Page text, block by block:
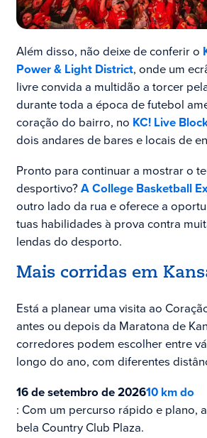
Além disso, não deixe de conferir o
Power & Light District, onde um
livre convida a multidão a torcer
durante toda a época de futebol
coração do bairro, no KC! Live
dois andares de bares e locais de
Pronto para continuar a mostrar o
desportivo?A College Basketball
outro lado da rua e oferece a
tuas habilidades à prova contra
lendas do desporto.
Mais corridas em
Está a planear uma visita ao
antes ou depois da Maratona de
corredores podem escolher entre
longo do ano, com diferentes
16 de setembro de 202610 km do
: Com um percurso rápido e plano,
bela Country Club Plaza.